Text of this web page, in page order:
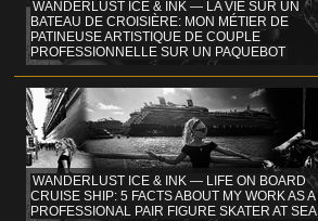
WANDERLUST ICE & INK — LA VIE SUR UN
BATEAU DE CROISIÈRE: MON MÉTIER DE
PATINEUSE ARTISTIQUE DE COUPLE
PROFESSIONNELLE SUR UN PAQUEBOT
WANDERLUST ICE & INK — LIFE ON BOARD
CRUISE SHIP: 5 FACTS ABOUT MY WORK AS A
PROFESSIONAL PAIR FIGURE SKATER AT SEA